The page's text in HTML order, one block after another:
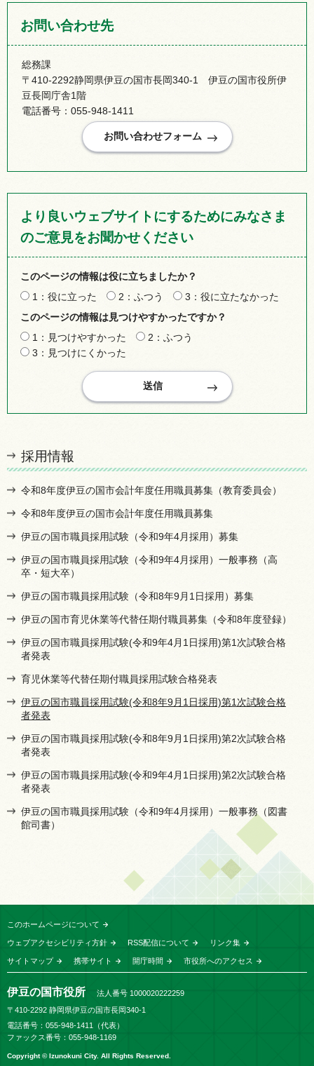
お問い合わせ先
総務課
〒410-2292静岡県伊豆の国市長岡340-1 伊豆の国市役所伊
豆長岡庁舎1階
電話番号：055-948-1411
より良いウェブサイトにするためにみなさま
のご意見をお聞かせください
このページの情報は役に立ちましたか？
1：役に立った
2：ふつう
3：役に立たなかった
このページの情報は見つけやすかったですか？
1：見つけやすかった
2：ふつう
3：見つけにくかった
採用情報
令和8年度伊豆の国市会計年度任用職員募集（教育委員会）
令和8年度伊豆の国市会計年度任用職員募集
伊豆の国市職員採用試験（令和9年4月採用）募集
伊豆の国市職員採用試験（令和9年4月採用）一般事務（高
卒・短大卒）
伊豆の国市職員採用試験（令和8年9月1日採用）募集
伊豆の国市育児休業等代替任期付職員募集（令和8年度登録）
伊豆の国市職員採用試験(令和9年4月1日採用)第1次試験合格
者発表
育児休業等代替任期付職員採用試験合格発表
伊豆の国市職員採用試験(令和8年9月1日採用)第1次試験合格
者発表
伊豆の国市職員採用試験(令和8年9月1日採用)第2次試験合格
者発表
伊豆の国市職員採用試験(令和9年4月1日採用)第2次試験合格
者発表
伊豆の国市職員採用試験（令和9年4月採用）一般事務（図書
館司書）
このホームページについて
ウェブアクセシビリティ方針 RSS配信について リンク集
サイトマップ 携帯サイト 開庁時間 市役所へのアクセス
伊豆の国市役所
法人番号 1000020222259
〒410-2292 静岡県伊豆の国市長岡340-1
電話番号：055-948-1411（代表）
ファックス番号：055-948-1169
Copyright © Izunokuni City. All Rights Reserved.